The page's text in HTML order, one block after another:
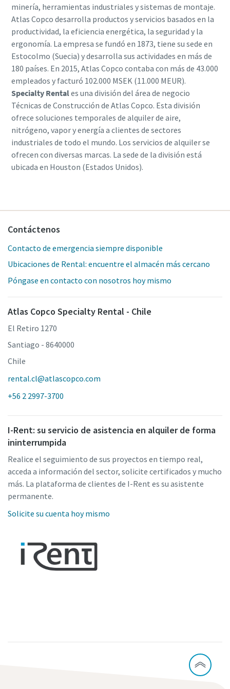
minería, herramientas industriales y sistemas de montaje.
Atlas Copco desarrolla productos y servicios basados en la
productividad, la eficiencia energética, la seguridad y la
ergonomía. La empresa se fundó en 1873, tiene su sede en
Estocolmo (Suecia) y desarrolla sus actividades en más de
180 países. En 2015, Atlas Copco contaba con más de 43.000
empleados y facturó 102.000 MSEK (11.000 MEUR).
Specialty Rentales una división del área de negocio
Técnicas de Construcción de Atlas Copco. Esta división
ofrece soluciones temporales de alquiler de aire,
nitrógeno, vapor y energía a clientes de sectores
industriales de todo el mundo. Los servicios de alquiler se
ofrecen con diversas marcas. La sede de la división está
ubicada en Houston (Estados Unidos).
Contáctenos
Contacto de emergencia siempre disponible
Ubicaciones de Rental: encuentre el almacén más cercano
Póngase en contacto con nosotros hoy mismo
Atlas Copco Specialty Rental - Chile
El Retiro 1270
Santiago - 8640000
Chile
rental.cl@atlascopco.com
+56 2 2997-3700
I-Rent: su servicio de asistencia en alquiler de forma
ininterrumpida
Realice el seguimiento de sus proyectos en tiempo real,
acceda a información del sector, solicite certificados y mucho
más. La plataforma de clientes de I-Rent es su asistente
permanente.
Solicite su cuenta hoy mismo